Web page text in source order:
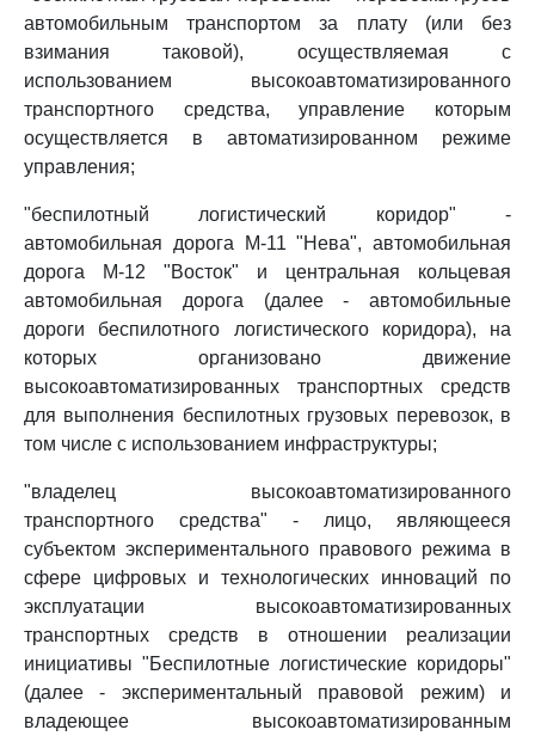
автомобильным транспортом за плату (или без
взимания таковой), осуществляемая с
использованием высокоавтоматизированного
транспортного средства, управление которым
осуществляется в автоматизированном режиме
управления;
"беспилотный логистический коридор" -
автомобильная дорога М-11 "Нева", автомобильная
дорога М-12 "Восток" и центральная кольцевая
автомобильная дорога (далее - автомобильные
дороги беспилотного логистического коридора), на
которых организовано движение
высокоавтоматизированных транспортных средств
для выполнения беспилотных грузовых перевозок, в
том числе с использованием инфраструктуры;
"владелец высокоавтоматизированного
транспортного средства" - лицо, являющееся
субъектом экспериментального правового режима в
сфере цифровых и технологических инноваций по
эксплуатации высокоавтоматизированных
транспортных средств в отношении реализации
инициативы "Беспилотные логистические коридоры"
(далее - экспериментальный правовой режим) и
владеющее высокоавтоматизированным